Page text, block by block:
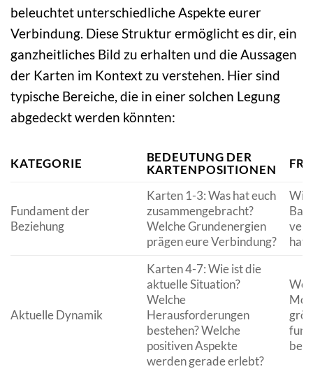
beleuchtet unterschiedliche Aspekte eurer
Verbindung. Diese Struktur ermöglicht es dir, ein
ganzheitliches Bild zu erhalten und die Aussagen
der Karten im Kontext zu verstehen. Hier sind
typische Bereiche, die in einer solchen Legung
abgedeckt werden könnten:
KATEGORIE
BEDEUTUNG DER
KARTENPOSITIONEN
Fundament der
Beziehung
Karten 1-3: Was hat euch
zusammengebracht?
Welche Grundenergien
prägen eure Verbindung?
Wie
hat
Aktuelle Dynamik
Karten 4-7: Wie ist die
aktuelle Situation?
Welche
Herausforderungen
bestehen? Welche
positiven Aspekte
werden gerade erlebt?
Wo